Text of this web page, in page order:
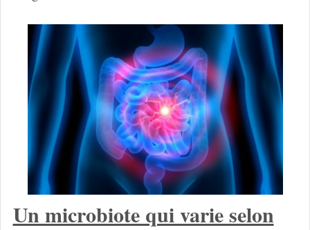
Un microbiote qui varie selon